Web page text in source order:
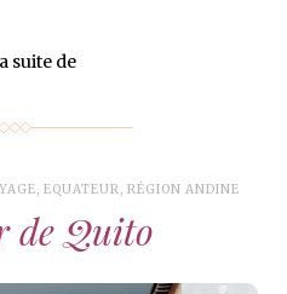
suite de
, EQUATEUR,RÉGION ANDINE
de Quito